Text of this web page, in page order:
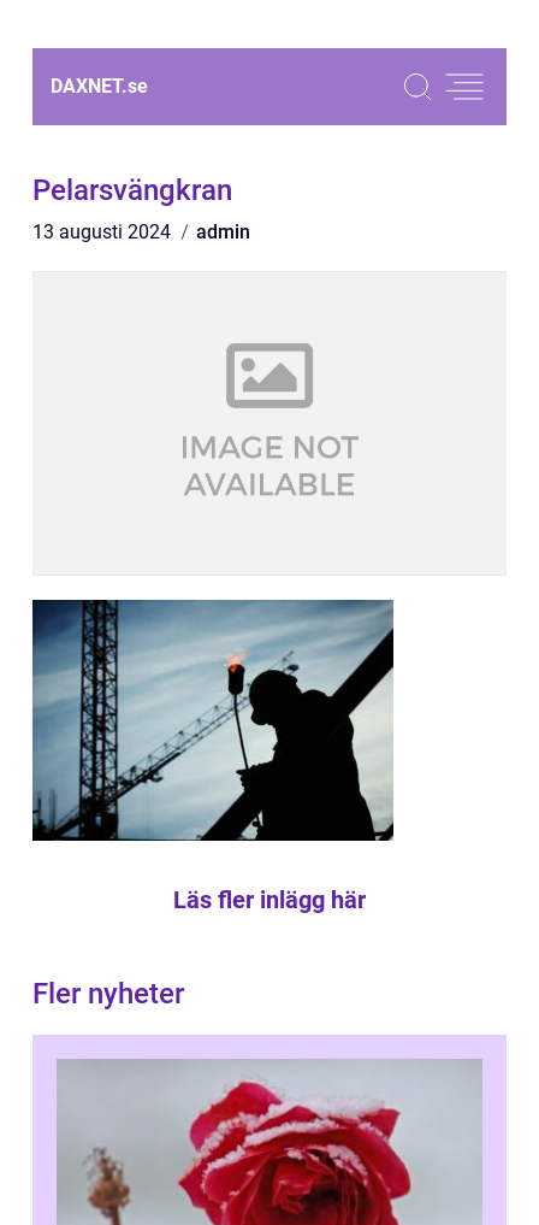
DAXNET.se
Pelarsvängkran
13 augusti 2024 admin
Läs fler inlägg här
Fler nyheter